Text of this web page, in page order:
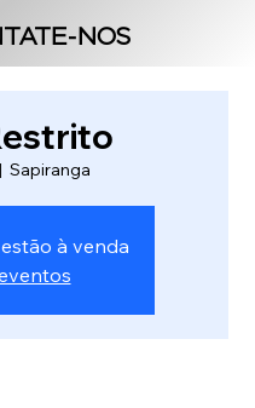
NOS
NOS
Sapiranga
à venda